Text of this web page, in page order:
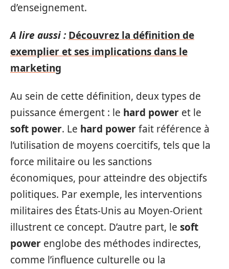
d’enseignement.
A lire aussi : Découvrez la définition de
exemplier et ses implications dans le
marketing
Au sein de cette définition, deux types de
puissance émergent : le hard power et le
soft power. Le hard powerfait référence à
l’utilisation de moyens coercitifs, tels que la
force militaire ou les sanctions
économiques, pour atteindre des objectifs
politiques. Par exemple, les interventions
militaires des États-Unis au Moyen-Orient
illustrent ce concept. D’autre part, le soft
power englobe des méthodes indirectes,
comme l’influence culturelle ou la